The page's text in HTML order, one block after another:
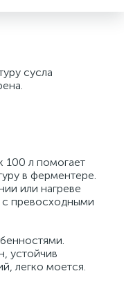
сусла
100 л помогает
в ферментере.
или нагреве
с превосходными
устойчив
легко моется.